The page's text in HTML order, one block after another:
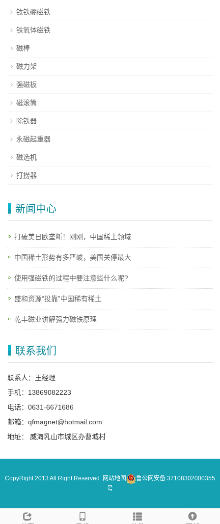
钕铁硼磁铁
铁氧体磁铁
磁棒
磁力架
强磁板
磁滚筒
除铁器
永磁起重器
磁选机
打捞器
新闻中心
打破美日欧垄断！刚刚，中国稀土领域
中国稀土形势有多严峻，美国关停最大
使用强磁铁的过程中要注意些什么呢?
盛和资源“投靠”中国稀有稀土
乾丰磁业讲解强力磁铁原理
联系我们
联系人：王经理
手机：13869082223
电话：0631-6671686
邮箱：qfmagnet@hotmail.com
地址： 威海乳山市城区办曹城村
CopyRight 2013 All Right Reserved 网站地图
鲁公网安备 37108302000355
号